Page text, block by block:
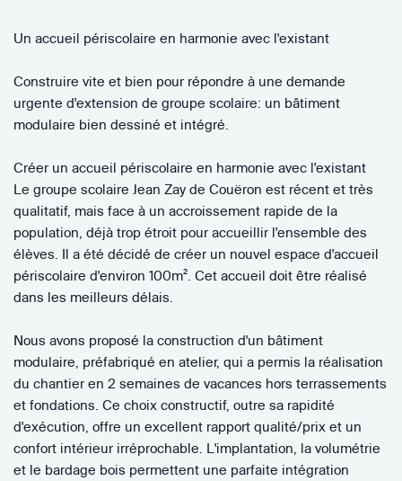
Un accueil périscolaire en harmonie avec l'existant
Construire vite et bien pour répondre à une demande
urgente d'extension de groupe scolaire: un bâtiment
modulaire bien dessiné et intégré.
Créer un accueil périscolaire en harmonie avec l'existant
Le groupe scolaire Jean Zay de Couëron est récent et très
qualitatif, mais face à un accroissement rapide de la
population, déjà trop étroit pour accueillir l'ensemble des
élèves. Il a été décidé de créer un nouvel espace d'accueil
périscolaire d'environ 100m². Cet accueil doit être réalisé
dans les meilleurs délais.
Nous avons proposé la construction d'un bâtiment
modulaire, préfabriqué en atelier, qui a permis la réalisation
du chantier en 2 semaines de vacances hors terrassements
et fondations. Ce choix constructif, outre sa rapidité
d'exécution, offre un excellent rapport qualité/prix et un
confort intérieur irréprochable. L'implantation, la volumétrie
et le bardage bois permettent une parfaite intégration